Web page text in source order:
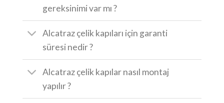
gereksinimi var mı ?
Alcatraz çelik kapıları için garanti
süresi nedir ?
Alcatraz çelik kapılar nasıl montaj
yapılır ?